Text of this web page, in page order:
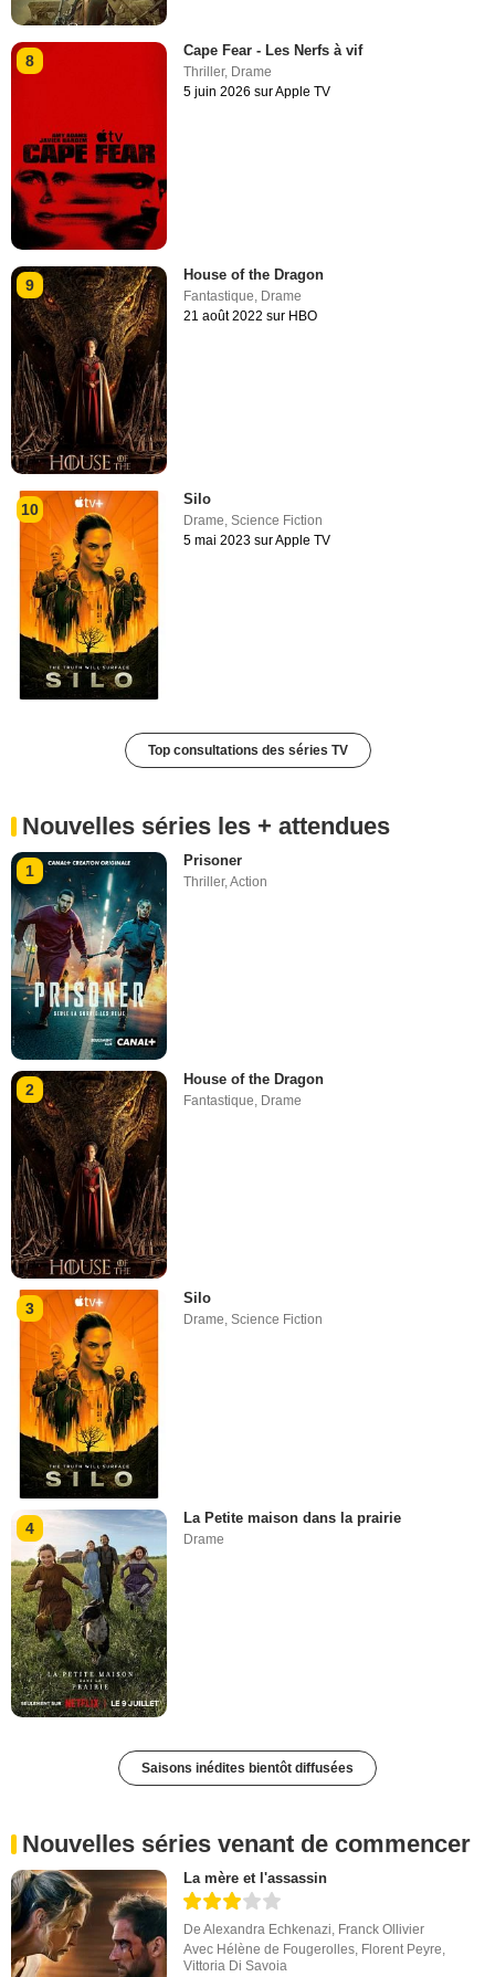
8
Cape Fear - Les Nerfs à vif
Thriller, Drame
5 juin 2026 sur Apple TV
9
House of the Dragon
Fantastique, Drame
21 août 2022 sur HBO
10
Silo
Drame,Science Fiction
5 mai 2023 sur Apple TV
Top consultations des séries TV
Nouvelles séries les + attendues
1
Prisoner
Thriller,Action
2
House of the Dragon
Fantastique, Drame
3
Silo
Drame,Science Fiction
4
La Petite maison dans la prairie
Drame
Saisons inédites bientôt diffusées
Nouvelles séries venant de commencer
La mère et l'assassin
DeAlexandra Echkenazi, Franck Ollivier
Avec Hélène de Fougerolles, Florent Peyre,
Vittoria Di Savoia